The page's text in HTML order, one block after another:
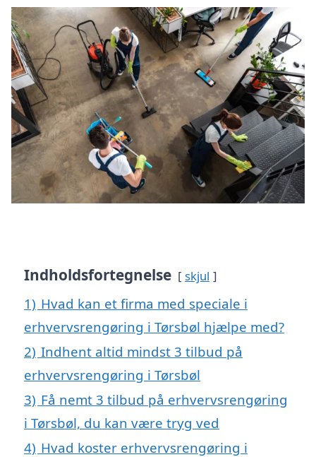
Indholdsfortegnelse skjul
1) Hvad kan et firma med speciale i
erhvervsrengøring i Tørsbøl hjælpe med?
2) Indhent altid mindst 3 tilbud på
erhvervsrengøring i Tørsbøl
3) Få nemt 3 tilbud på erhvervsrengøring
i Tørsbøl, du kan være tryg ved
4) Hvad koster erhvervsrengøring i